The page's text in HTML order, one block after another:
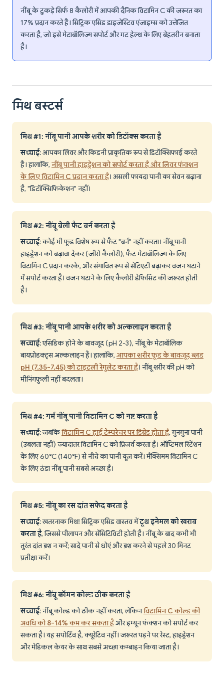
नींबू के टुकड़े सिर्फ 8 कैलोरी में आपकी दैनिक विटामिन C की जरूरत का
17% प्रदान करते हैं। सिट्रिक एसिड डाइजेस्टिव एंजाइम्स को उत्तेजित
करता है, जो इसे मेटाबॉलिज्म सपोर्ट और गट हेल्थ के लिए बेहतरीन बनाता
है।
मिथ बस्टर्स
मिथ #1: नींबू पानी आपके शरीर को डिटॉक्स करता है
सच्चाई: आपका लिवर और किडनी प्राकृतिक रूप से डिटॉक्सिफाई करते
हैं। हालांकि, नींबू पानी हाइड्रेशन को सपोर्ट करता है और लिवर फंक्शन
के लिए विटामिन C प्रदान करता है। असली फायदा पानी का सेवन बढ़ाना
है, "डिटॉक्सिफिकेशन" नहीं।
मिथ #2: नींबू बेली फैट बर्न करता है
सच्चाई: कोई भी फूड विशेष रूप से फैट "बर्न" नहीं करता। नींबू पानी
हाइड्रेशन को बढ़ावा देकर (जीरो कैलोरी), फैट मेटाबॉलिज्म के लिए
विटामिन C प्रदान करके, और संभावित रूप से सेटिएटी बढ़ाकर वजन घटाने
में सपोर्ट करता है। वजन घटाने के लिए कैलोरी डेफिसिट की जरूरत होती
है।
मिथ #3: नींबू पानी आपके शरीर को अल्कलाइन करता है
सच्चाई: एसिडिक होने के बावजूद (pH 2-3), नींबू के मेटाबॉलिक
बायप्रोडक्ट्स अल्कलाइन हैं। हालांकि, आपका शरीर फूड के बावजूद ब्लड
pH (7.35-7.45) को टाइटली रेगुलेट करता है। नींबू शरीर की pH को
मीनिंगफुली नहीं बदलता।
मिथ #4: गर्म नींबू पानी विटामिन C को नष्ट करता है
सच्चाई: जबकिविटामिन C हाई टेम्परेचर पर डिग्रेड होता है, गुनगुना पानी
(उबलता नहीं) ज्यादातर विटामिन C को प्रिजर्व करता है। ऑप्टिमल रिटेंशन
के लिए 60°C (140°F) से नीचे का पानी यूज़ करें। मैक्सिमम विटामिन C
के लिए ठंडा नींबू पानी सबसे अच्छा है।
मिथ #5: नींबू का रस दांत सफेद करता है
सच्चाई: खतरनाक मिथ! सिट्रिक एसिड वास्तव मेंटूथ इनेमल को खराब
करता है, जिससे पीलापन और सेंसिटिविटी होती है। नींबू के बाद कभी भी
तुरंत दांत ब्रश न करें; सादे पानी से धोएं और ब्रश करने से पहले 30 मिनट
प्रतीक्षा करें।
मिथ #6: नींबू कॉमन कोल्ड ठीक करता है
सच्चाई: नींबू कोल्ड को ठीक नहीं करता, लेकिनविटामिन C कोल्ड की
अवधि को 8-14% कम कर सकता हैऔर इम्यून फंक्शन को सपोर्ट कर
सकता है। यह सपोर्टिव है, क्यूरेटिव नहीं। जरूरत पड़ने पर रेस्ट, हाइड्रेशन
और मेडिकल केयर के साथ सबसे अच्छा कम्बाइन किया जाता है।